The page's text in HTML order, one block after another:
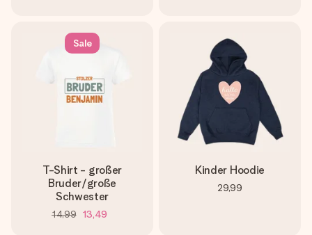
Sale
T-Shirt - großer
Bruder/große
Schwester
14,99 13,49
Kinder Hoodie
29,99